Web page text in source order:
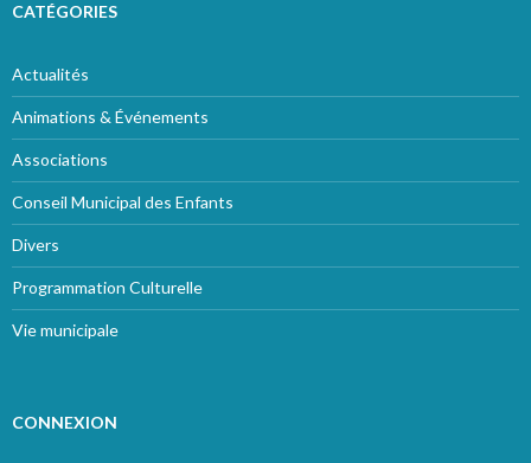
CATÉGORIES
Actualités
Animations & Événements
Associations
Conseil Municipal des Enfants
Divers
Programmation Culturelle
Vie municipale
CONNEXION